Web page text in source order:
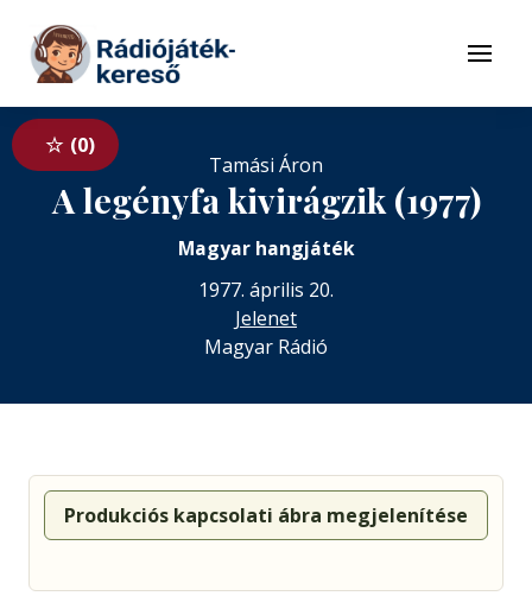
Tovább a tartalomhoz
Menü
0
Tamási Áron
A legényfa kivirágzik (1977)
Magyar hangjáték
1977. április 20.
Jelenet
Magyar Rádió
Produkciós kapcsolati ábra megjelenítése